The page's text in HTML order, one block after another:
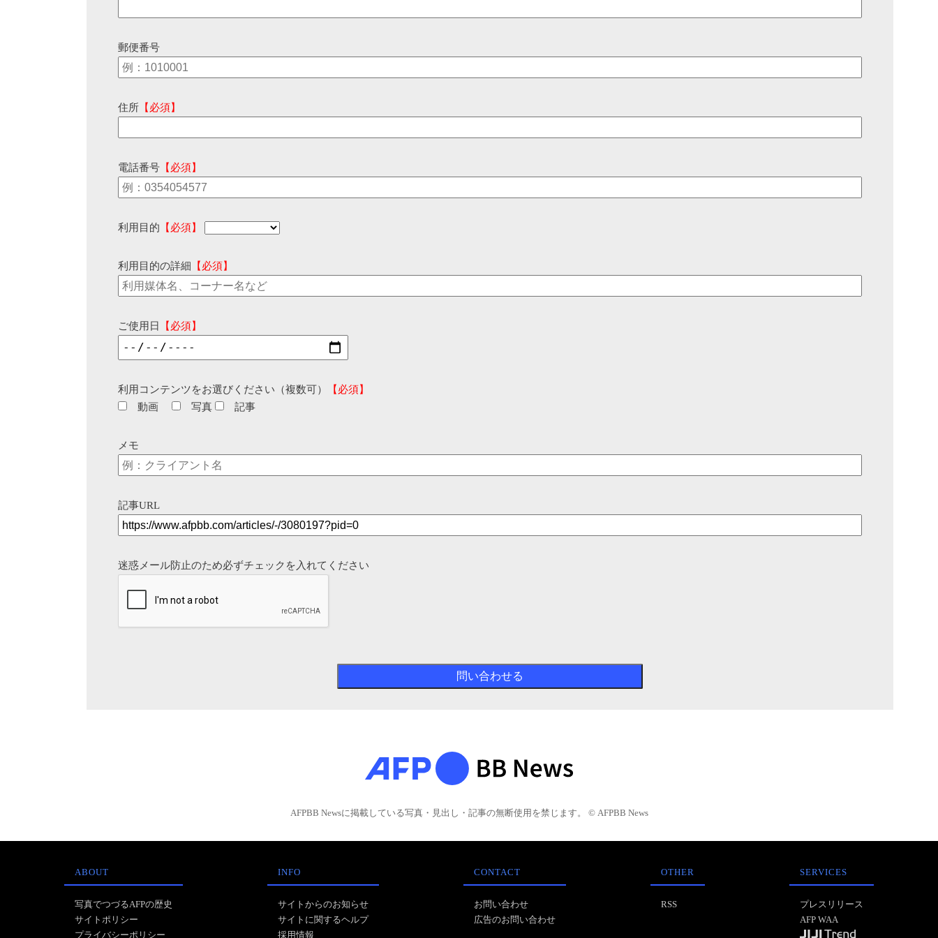
郵便番号
住所 【必須】
電話番号 【必須】
利用目的 【必須】
利用目的の詳細 【必須】
ご使用日 【必須】
利用コンテンツをお選びください（複数可）
【必須】
動画
写真 記事
メモ
記事URL
迷惑メール防止のため必ずチェックを入れてください
AFPBB Newsに掲載している写真・見出し・記事の無断使用を禁じます。 © AFPBB News
ABOUT
写真でつづるAFPの歴史
サイトポリシー
プライバシーポリシー
INFO
サイトからのお知らせ
サイトに関するヘルプ
採用情報
CONTACT
お問い合わせ
広告のお問い合わせ
OTHER
RSS
SERVICES
プレスリリース
AFP WAA